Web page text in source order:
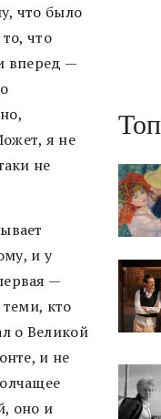
что было
что
вперед —
я не
не
и у
—
кто
о Великой
и не
оно и